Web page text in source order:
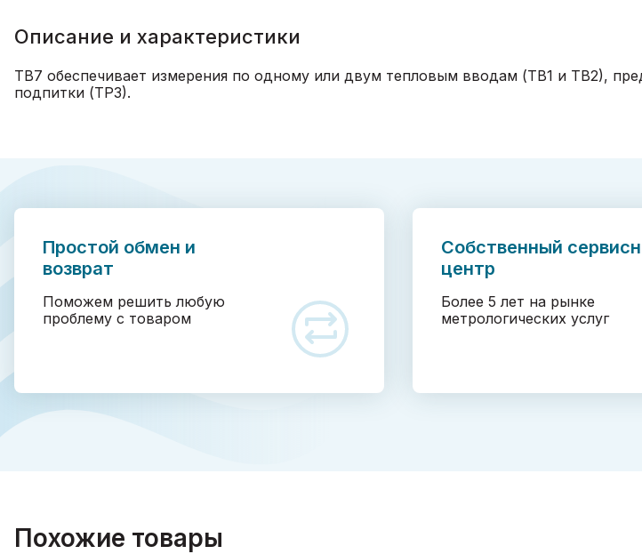
Описание и характеристики
ТВ7 обеспечивает измерения по одному или двум тепловым вводам (ТВ1 и ТВ2),
подпитки (ТР3).
Простой обмен и
возврат
Поможем решить любую
проблему с товаром
Собственный
центр
Более 5 лет на рынке
метрологических услуг
Похожие товары